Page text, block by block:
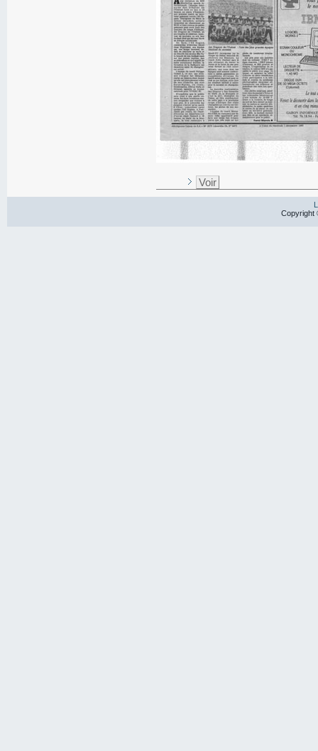
Voir
Copyright